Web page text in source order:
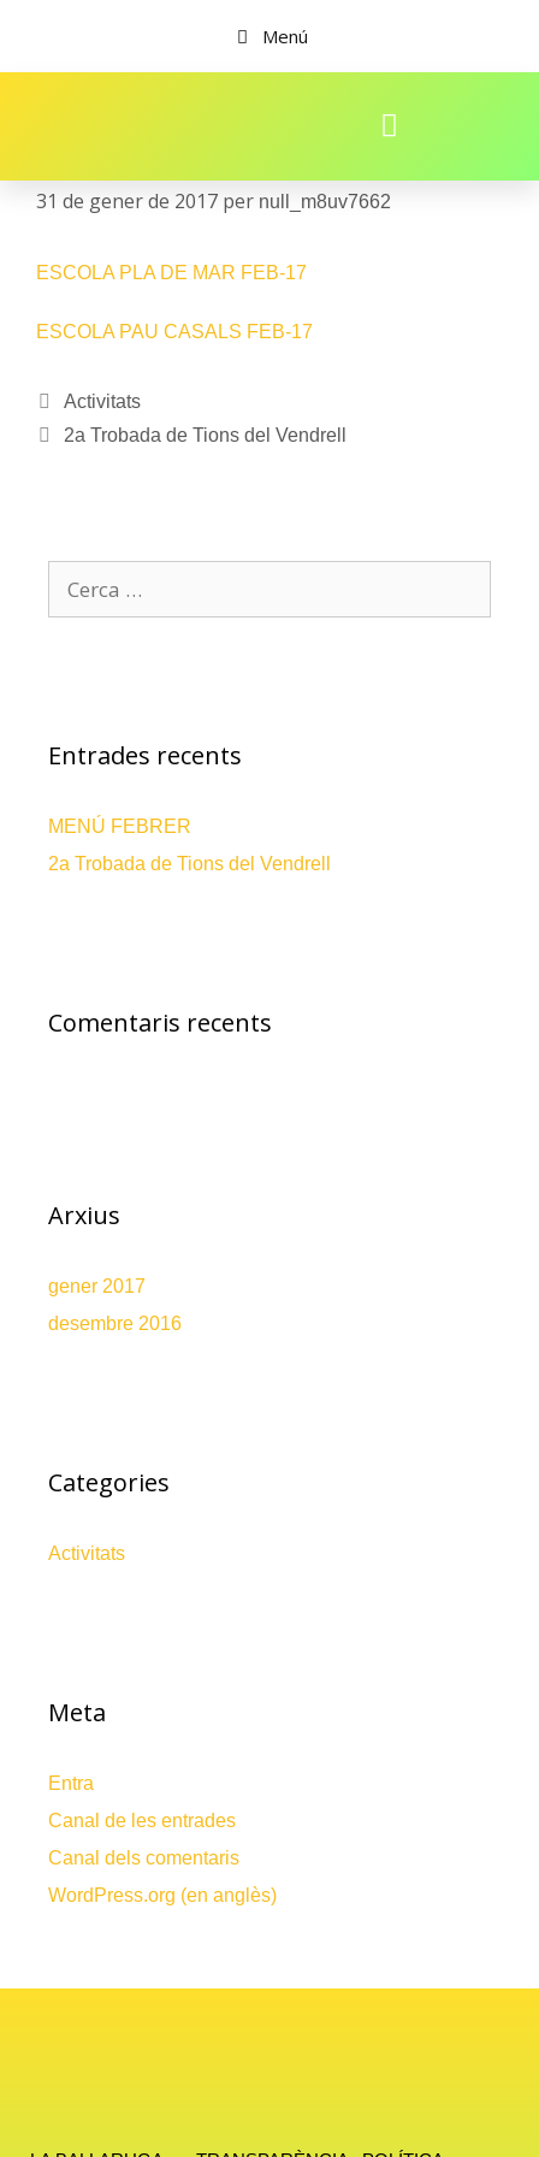
Menú
31 de gener de 2017 per null_m8uv7662
ESCOLA PLA DE MAR FEB-17
ESCOLA PAU CASALS FEB-17
Activitats
2a Trobada de Tions del Vendrell
Entrades recents
MENÚ FEBRER
2a Trobada de Tions del Vendrell
Comentaris recents
Arxius
gener 2017
desembre 2016
Categories
Activitats
Meta
Entra
Canal de les entrades
Canal dels comentaris
WordPress.org (en anglès)